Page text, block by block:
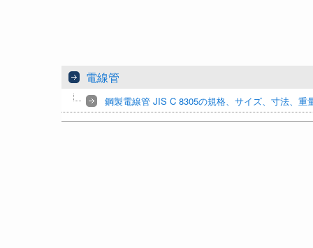
電線管
鋼製電線管 JIS C 8305の規格、サイズ、寸法、重